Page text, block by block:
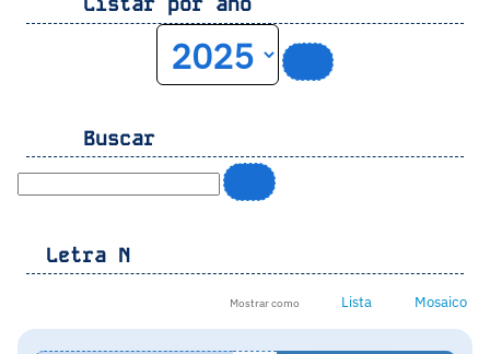
Buscar
Letra N
Mostrar como Lista Mosaico